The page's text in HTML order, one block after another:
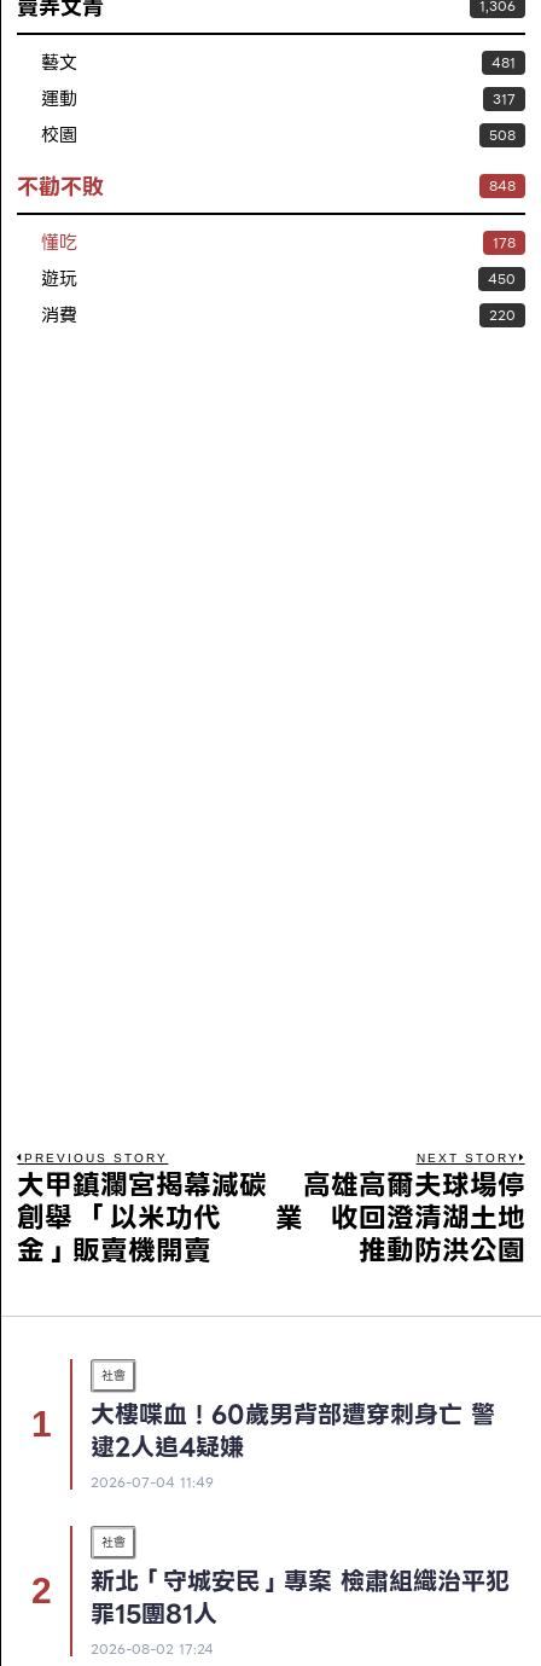
1,306
藝文 481
運動 317
校園 508
不勸不敗 848
懂吃 178
遊玩 450
消費 220
PREVIOUS STORY
大甲鎮瀾宮揭幕減碳
創舉 「以米功代
金」販賣機開賣
NEXT STORY
高雄高爾夫球場停
業 收回澄清湖土地
推動防洪公園
社會
大樓喋血！60歲男背部遭穿刺身亡 警
逮2人追4疑嫌
2026-07-04 11:49
社會
新北「守城安民」專案 檢肅組織治平犯
罪15團81人
2026-08-02 17:24